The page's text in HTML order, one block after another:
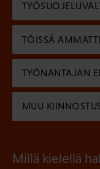
n
)
TÖISSÄ
TYÖNANTAJAN
MUU
Millä kielellä